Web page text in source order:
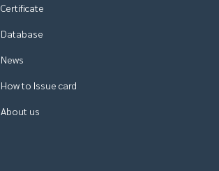
Certificate
Database
News
How to Issue card
About us